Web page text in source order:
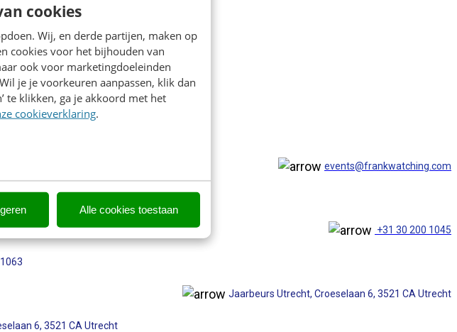
cookies
Wij, en derde partijen, maken op
cookies voor het bijhouden van
ook voor marketingdoeleinden
je je voorkeuren aanpassen, klik dan
te klikken, ga je akkoord met het
cookieverklaring.
Alle cookies toestaan
events@frankwatching.com
+31 30 200 1045
Jaarbeurs Utrecht, Croeselaan 6, 3521 CA Utrecht
6, 3521 CA Utrecht